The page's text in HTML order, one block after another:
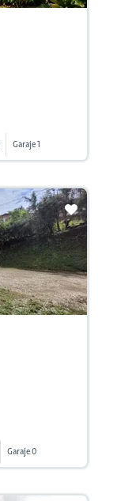
Garaje 1
Garaje 0